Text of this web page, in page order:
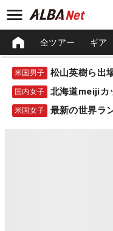
全ツアー ギア
米国男子
国内女子 北海道meiji
米国女子 最新の世界ラ